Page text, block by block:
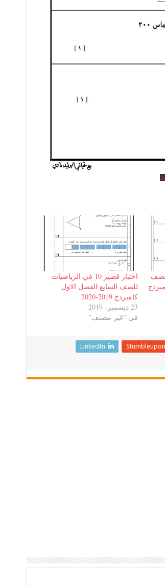
للصف
اختبار قصير 10 في الرياضيات
للصف السابع الفصل الاول
كامبردج 2019-2020
23 ديسمبر، 2019
في "غير مصنف"
Stumbleupon
LinkedIn